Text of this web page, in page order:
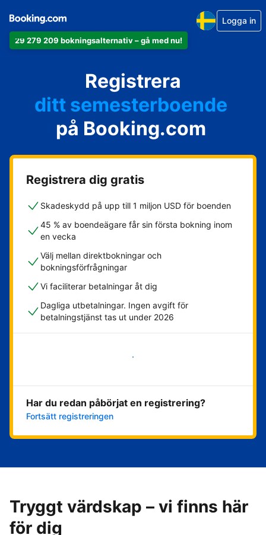
29 279 209 bokningsalternativ – gå med nu!
Logga in
Registrera
din lägenhet
ditt hotell
ditt semesterboende
din camping
ditt B&B
på Booking.com
Registrera dig gratis
Skadeskydd på upp till 1 miljon USD för boenden
45 % av boendeägare får sin första bokning inom
en vecka
Välj mellan direktbokningar och
bokningsförfrågningar
Vi faciliterar betalningar åt dig
Dagliga utbetalningar. Ingen avgift för
betalningstjänst tas ut under 2026
Kom igång nu
Har du redan påbörjat en registrering?
Fortsätt registreringen
Tryggt värdskap – vi finns här
för dig